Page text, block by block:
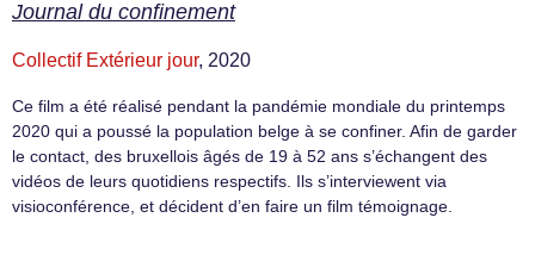
Journal du confinement
Collectif Extérieur jour, 2020
Ce film a été réalisé pendant la pandémie mondiale du printemps
2020 qui a poussé la population belge à se confiner. Afin de garder
le contact, des bruxellois âgés de 19 à 52 ans s’échangent des
vidéos de leurs quotidiens respectifs. Ils s’interviewent via
visioconférence, et décident d’en faire un film témoignage.